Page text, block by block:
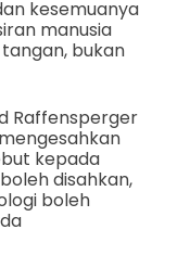
kesemuanya
manusia
bukan
Raffensperger
kepada
disahkan,
boleh